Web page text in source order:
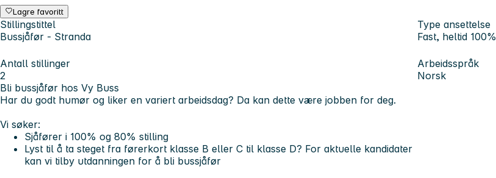
Lagre favoritt
Stillingstittel
Bussjåfør - Stranda
Type ansettelse
Fast, heltid 100%
Antall stillinger
2
Arbeidsspråk
Norsk
Bli bussjåfør hos Vy Buss
Har du godt humør og liker en variert arbeidsdag? Da kan dette være jobben for deg.
Vi søker:
Sjåfører i 100% og 80% stilling
Lyst til å ta steget fra førerkort klasse B eller C til klasse D? For aktuelle kandidater
kan vi tilby utdanningen for å bli bussjåfør